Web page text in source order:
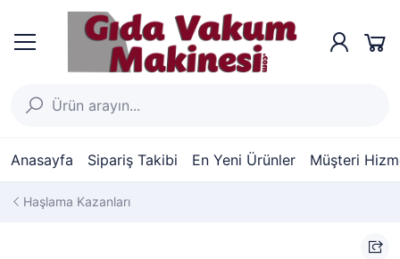
Anasayfa Sipariş Takibi En Yeni Ürünler Müşteri
Haşlama Kazanları